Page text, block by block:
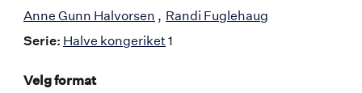
Anne Gunn Halvorsen
Randi Fuglehaug
Serie: Halve kongeriket1
Velg format